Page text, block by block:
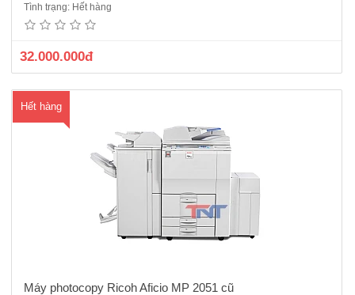
Tình trạng: Hết hàng
32.000.000đ
Hết hàng
suất 100.000 copy/tháng, phù hợp sử dụng cho những dịch vụ photo
dịch vụ .Chức năng chính: PhotocopyB..
Máy photocopy Ricoh Aficio MP 2051 cũ